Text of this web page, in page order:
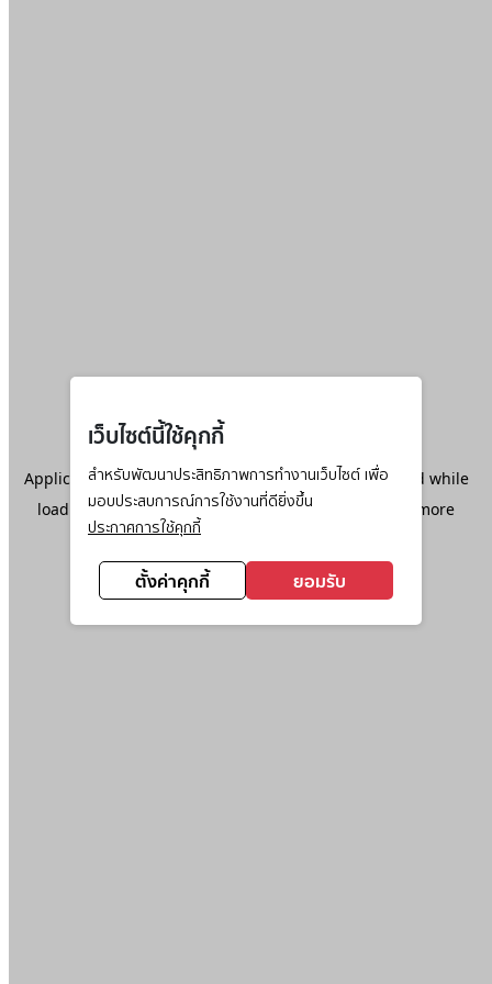
เว็บไซต์นี้ใช้คุกกี้
สำหรับพัฒนาประสิทธิภาพการทำงานเว็บไซต์ เพื่อ
มอบประสบการณ์การใช้งานที่ดียิ่งขึ้น
ประกาศการใช้คุกกี้
ตั้งค่าคุกกี้ ยอมรับ
Application error: aclient-side exception has occurred while
loadingwww.ktc.co.th(see the browser console
for more
information).